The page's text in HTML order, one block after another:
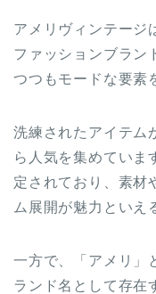
アメリヴィンテージ
ファッションブラン
つつもモードな要素
洗練されたアイテム
ら人気を集めていま
定されており、素材
ム展開が魅力といえ
一方で、「アメリ」
ランド名として存在